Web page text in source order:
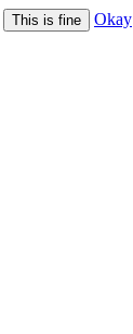
This is fine Okay